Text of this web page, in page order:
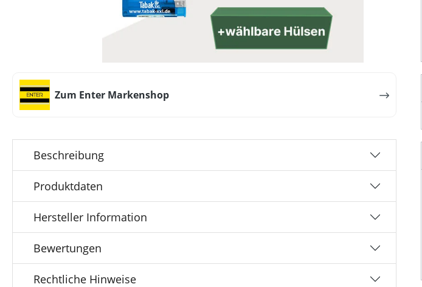
Zum Enter Markenshop
Beschreibung
Produktdaten
Hersteller Information
Bewertungen
Rechtliche Hinweise